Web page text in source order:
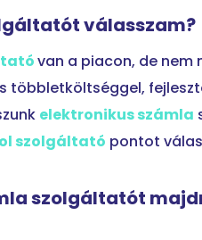
válasszam?
van a piacon, de nem
többletköltséggel,
elektronikus számla
szolgáltató pontot
szolgáltatót